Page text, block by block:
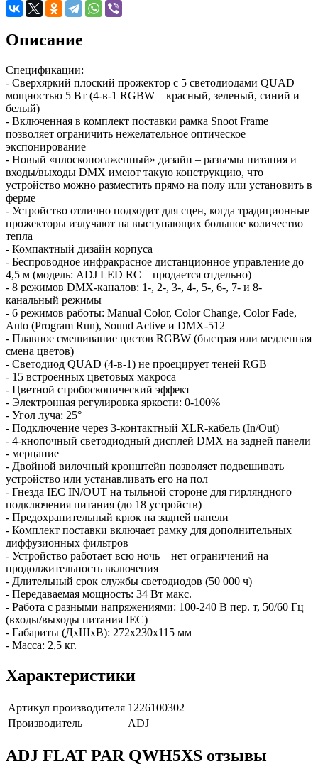
Описание
Спецификации:
- Сверхяркий плоский прожектор с 5 светодиодами QUAD
мощностью 5 Вт (4-в-1 RGBW – красный, зеленый, синий и
белый)
- Включенная в комплект поставки рамка Snoot Frame
позволяет ограничить нежелательное оптическое
экспонирование
- Новый «плоскопосаженный» дизайн – разъемы питания и
входы/выходы DMX имеют такую конструкцию, что
устройство можно разместить прямо на полу или установить в
ферме
- Устройство отлично подходит для сцен, когда традиционные
прожекторы излучают на выступающих большое количество
тепла
- Компактный дизайн корпуса
- Беспроводное инфракрасное дистанционное управление до
4,5 м (модель: ADJ LED RC – продается отдельно)
- 8 режимов DMX-каналов: 1-, 2-, 3-, 4-, 5-, 6-, 7- и 8-
канальный режимы
- 6 режимов работы: Manual Color, Color Change, Color Fade,
Auto (Program Run), Sound Active и DMX-512
- Плавное смешивание цветов RGBW (быстрая или медленная
смена цветов)
- Светодиод QUAD (4-в-1) не проецирует теней RGB
- 15 встроенных цветовых макроса
- Цветной стробоскопический эффект
- Электронная регулировка яркости: 0-100%
- Угол луча: 25°
- Подключение через 3-контактный XLR-кабель (In/Out)
- 4-кнопочный светодиодный дисплей DMX на задней панели
- мерцание
- Двойной вилочный кронштейн позволяет подвешивать
устройство или устанавливать его на пол
- Гнезда IEC IN/OUT на тыльной стороне для гирляндного
подключения питания (до 18 устройств)
- Предохранительный крюк на задней панели
- Комплект поставки включает рамку для дополнительных
диффузионных фильтров
- Устройство работает всю ночь – нет ограничений на
продолжительность включения
- Длительный срок службы светодиодов (50 000 ч)
- Передаваемая мощность: 34 Вт макс.
- Работа с разными напряжениями: 100-240 В пер. т, 50/60 Гц
(входы/выходы питания IEC)
- Габариты (ДxШxВ): 272x230x115 мм
- Масса: 2,5 кг.
Характеристики
Артикул производителя 1226100302
Производитель
ADJ
ADJ FLAT PAR QWH5XS отзывы